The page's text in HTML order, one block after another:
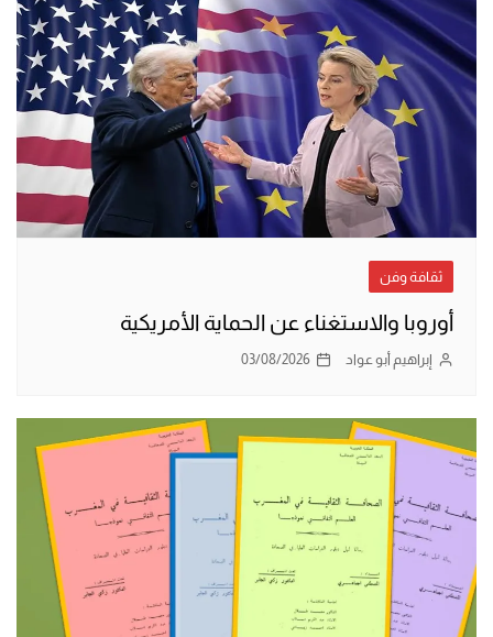
ثقافة وفن
أوروبا والاستغناء عن الحماية الأمريكية
إبراهيم أبو عواد 03/08/2026